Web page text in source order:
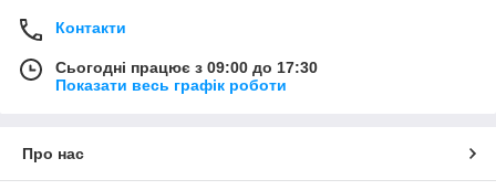
Контакти
Сьогодні працює з 09:00 до 17:30
Показати весь графік роботи
Про нас